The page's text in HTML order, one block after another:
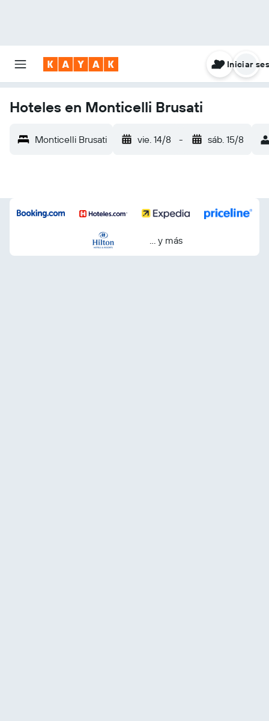
Iniciar
Hoteles en Monticelli Brusati
Monticelli Brusati vie. 14/8 - sáb. 15/8
… y más